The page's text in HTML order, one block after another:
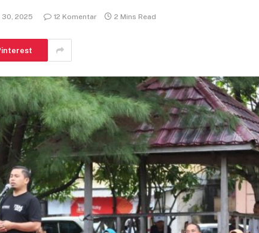
2025 12 Komentar 2 Mins Read